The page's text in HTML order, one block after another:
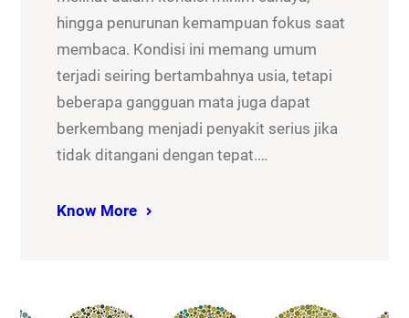
hingga penurunan kemampuan fokus saat
membaca. Kondisi ini memang umum
terjadi seiring bertambahnya usia, tetapi
beberapa gangguan mata juga dapat
berkembang menjadi penyakit serius jika
tidak ditangani dengan tepat.…
Know More